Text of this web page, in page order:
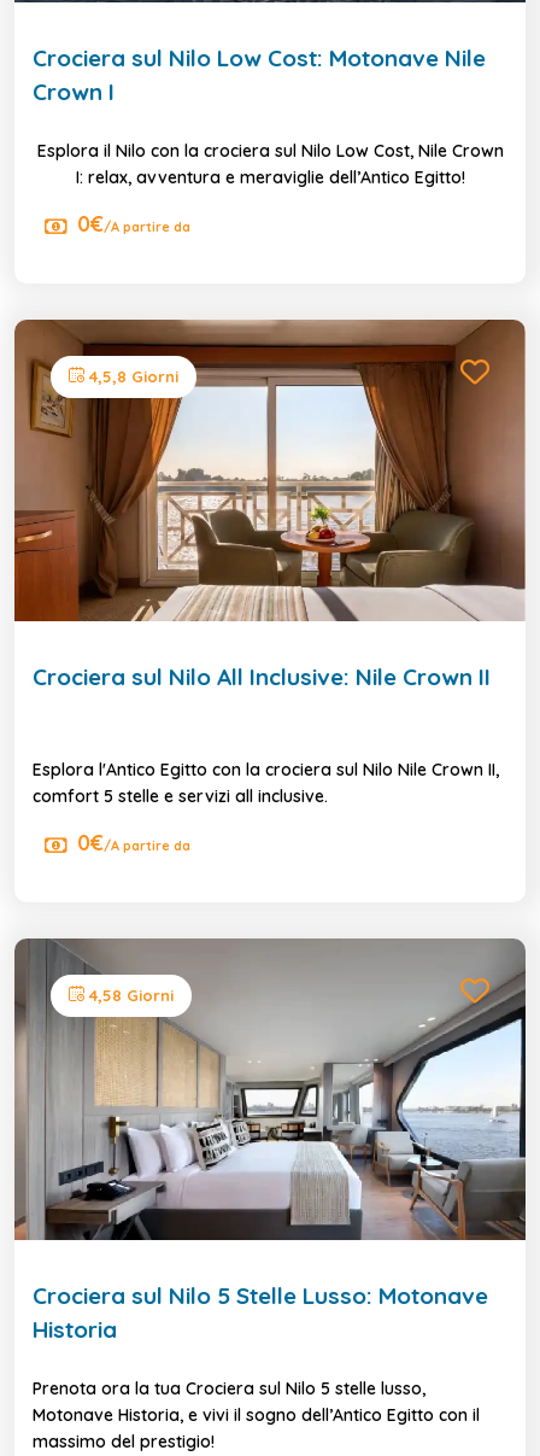
Crociera sul Nilo Low Cost: Motonave Nile
Crown I
Esplora il Nilo con la crociera sul Nilo Low Cost, Nile Crown
I: relax, avventura e meraviglie dell’Antico Egitto!
0€/A partire da
4,5,8 Giorni
Crociera sul Nilo All Inclusive: Nile Crown II
Esplora l'Antico Egitto con la crociera sul Nilo Nile Crown II,
comfort 5 stelle e servizi all inclusive.
0€/A partire da
4,58 Giorni
Crociera sul Nilo 5 Stelle Lusso: Motonave
Historia
Prenota ora la tua Crociera sul Nilo 5 stelle lusso,
Motonave Historia, e vivi il sogno dell’Antico Egitto con il
massimo del prestigio!